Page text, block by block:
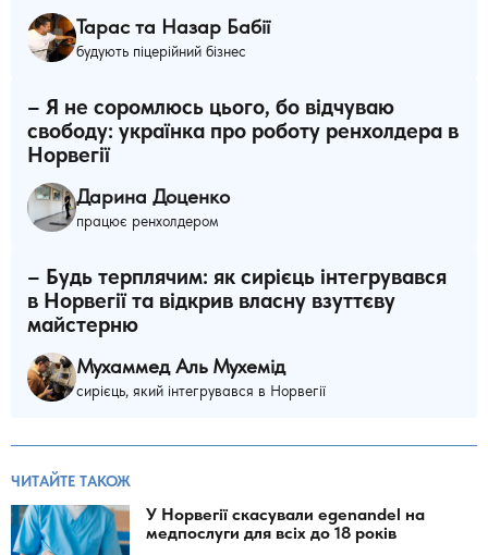
Тарас та Назар Бабії
будують піцерійний бізнес
– Я не соромлюсь цього, бо відчуваю
свободу: українка про роботу ренхолдера в
Норвегії
Дарина Доценко
працює ренхолдером
– Будь терплячим: як сирієць інтегрувався
в Норвегії та відкрив власну взуттєву
майстерню
Мухаммед Аль Мухемід
сирієць, який інтегрувався в Норвегії
ЧИТАЙТЕ ТАКОЖ
У Норвегії скасували egenandel на
медпослуги для всіх до 18 років